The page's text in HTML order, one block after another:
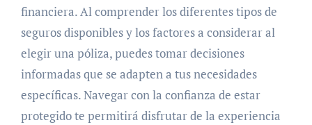
financiera. Al comprender los diferentes tipos de
seguros disponibles y los factores a considerar al
elegir una póliza, puedes tomar decisiones
informadas que se adapten a tus necesidades
específicas. Navegar con la confianza de estar
protegido te permitirá disfrutar de la experiencia